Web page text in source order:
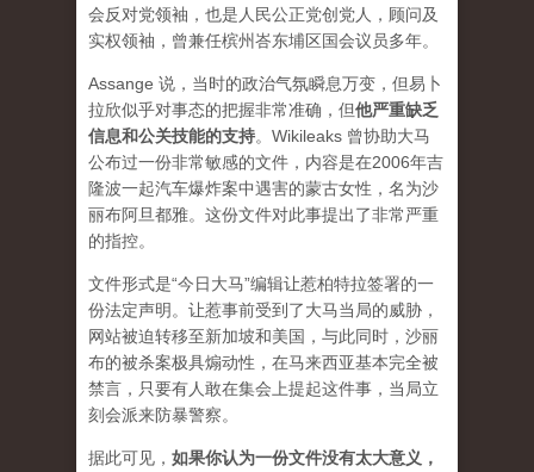
会反对党领袖，也是人民公正党创党人，顾问及
实权领袖，曾兼任槟州峇东埔区国会议员多年。
Assange 说，当时的政治气氛瞬息万变，但易卜
拉欣似乎对事态的把握非常准确，但他严重缺乏
信息和公关技能的支持。Wikileaks 曾协助大马
公布过一份非常敏感的文件，内容是在2006年吉
隆波一起汽车爆炸案中遇害的蒙古女性，名为沙
丽布阿旦都雅。这份文件对此事提出了非常严重
的指控。
文件形式是“今日大马”编辑让惹柏特拉签署的一
份法定声明。让惹事前受到了大马当局的威胁，
网站被迫转移至新加坡和美国，与此同时，沙丽
布的被杀案极具煽动性，在马来西亚基本完全被
禁言，只要有人敢在集会上提起这件事，当局立
刻会派来防暴警察。
据此可见， 如果你认为一份文件没有太大意义，